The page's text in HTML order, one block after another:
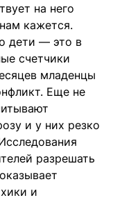
на него
кажется.
дети — это в
счетчики
младенцы
Еще не
и у них резко
разрешать
и